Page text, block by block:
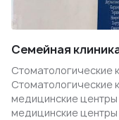
Семейная
Стоматологические
Стоматологические
медицинские
медицинские